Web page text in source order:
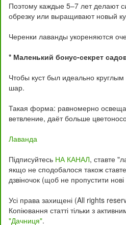
Поэтому каждые 5–7 лет делают
обрезку или выращивают новый
Черенки лаванды укореняются
* Маленький бонус-секрет
Чтобы куст был идеально круглым
шар.
Такая форма: равномерно
ветвление, даёт больше
Лаванда
Підписуйтесь НА КАНАЛ, ставте
якщо не сподобалося також
дзвіночок (щоб не пропустити нові
Усі права захищені (All rights
Копіювання статті тільки з
"Дачниця".